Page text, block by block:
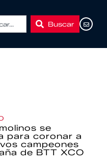
Buscar
se
para coronar a
campeones
de BTT XCO